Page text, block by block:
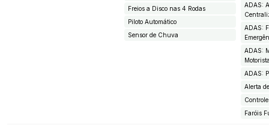
Freios a Disco nas 4 Rodas
Piloto Automático
Sensor de Chuva
ADAS:
ADAS:
ADAS:
ADAS:
Alerta
Faróis